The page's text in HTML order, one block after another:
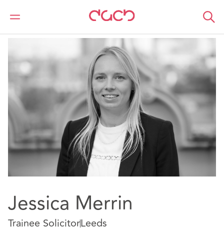
DAC Beachcroft Nuestro personal Jessica Merrin
Jessica Merrin
Trainee SolicitorLeeds